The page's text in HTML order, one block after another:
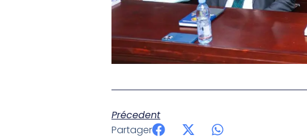
Précedent
Partager